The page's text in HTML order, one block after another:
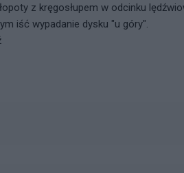
z kręgosłupem w odcinku
iść wypadanie dysku "u góry".